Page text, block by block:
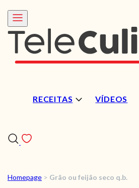
RECEITAS VÍDEOS
RECEITAS
Homepage > Grão ou feijão seco q.b.